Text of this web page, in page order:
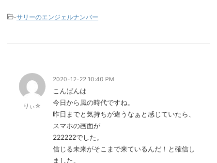
-サリーのエンジェルナンバー
りぃ☆
2020-12-22 10:40 PM
こんばんは
今日から風の時代ですね。
昨日までと気持ちが違うなぁと感じていたら、
スマホの画面が
222222でした。
信じる未来がそこまで来ているんだ！と確信し
ました。